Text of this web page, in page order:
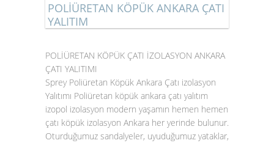
POLİÜRETAN KÖPÜK ANKARA ÇATI
YALITIM
POLİÜRETAN KÖPÜK ÇATI İZOLASYON ANKARA
ÇATI YALITIMI
Sprey Poliüretan Köpük Ankara Çatı izolasyon
Yalıtımı Poliüretan köpük ankara çatı yalıtım
izopol izolasyon modern yaşamın hemen hemen
çatı köpük izolasyon Ankara her yerinde bulunur.
Oturduğumuz sandalyeler, uyuduğumuz yataklar,